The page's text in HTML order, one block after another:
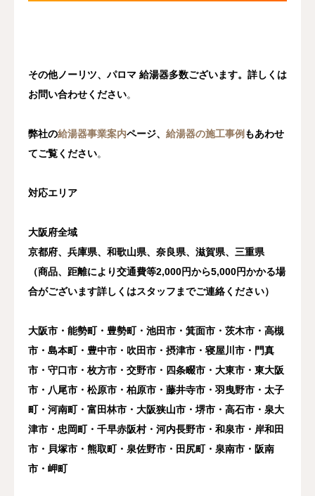
その他ノーリツ、パロマ 給湯器多数ございます。詳しくは
お問い合わせください。
弊社の給湯器事業案内ページ、 給湯器の施工事例 もあわせ
てご覧ください。
対応エリア
大阪府全域
京都府、兵庫県、和歌山県、奈良県、滋賀県、三重県
（商品、距離により交通費等2,000円から5,000円かかる場
合がございます詳しくはスタッフまでご連絡ください）
大阪市・能勢町・豊勢町・池田市・箕面市・茨木市・高槻
市・島本町・豊中市・吹田市・摂津市・寝屋川市・門真
市・守口市・枚方市・交野市・四条畷市・大東市・東大阪
市・八尾市・松原市・柏原市・藤井寺市・羽曳野市・太子
町・河南町・富田林市・大阪狭山市・堺市・高石市・泉大
津市・忠岡町・千早赤阪村・河内長野市・和泉市・岸和田
市・貝塚市・熊取町・泉佐野市・田尻町・泉南市・阪南
市・岬町